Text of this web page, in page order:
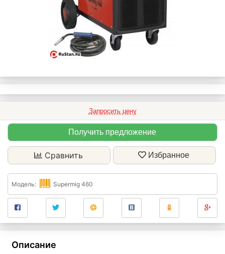
Запросить цену
Получить предложение
Сравнить Избранное
Модель: Supermig 460
Описание